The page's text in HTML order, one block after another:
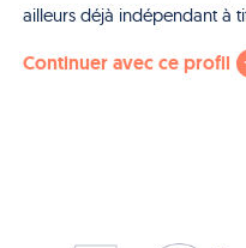
ailleurs déjà indépendant à
Continuer avec ce profil